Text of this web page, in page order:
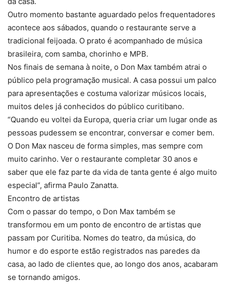
Outro momento bastante aguardado pelos frequentadores
acontece aos sábados, quando o restaurante serve a
tradicional feijoada. O prato é acompanhado de música
brasileira, com samba, chorinho e MPB.
Nos finais de semana à noite, o Don Max também atrai o
público pela programação musical. A casa possui um palco
para apresentações e costuma valorizar músicos locais,
muitos deles já conhecidos do público curitibano.
“Quando eu voltei da Europa, queria criar um lugar onde as
pessoas pudessem se encontrar, conversar e comer bem.
O Don Max nasceu de forma simples, mas sempre com
muito carinho. Ver o restaurante completar 30 anos e
saber que ele faz parte da vida de tanta gente é algo muito
especial”, afirma Paulo Zanatta.
Encontro de artistas
Com o passar do tempo, o Don Max também se
transformou em um ponto de encontro de artistas que
passam por Curitiba. Nomes do teatro, da música, do
humor e do esporte estão registrados nas paredes da
casa, ao lado de clientes que, ao longo dos anos, acabaram
se tornando amigos.